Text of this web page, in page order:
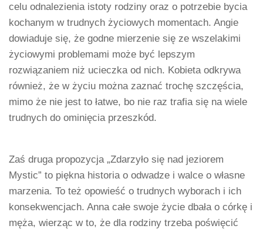
celu odnalezienia istoty rodziny oraz o potrzebie bycia
kochanym w trudnych życiowych momentach. Angie
dowiaduje się, że godne mierzenie się ze wszelakimi
życiowymi problemami może być lepszym
rozwiązaniem niż ucieczka od nich. Kobieta odkrywa
również, że w życiu można zaznać trochę szczęścia,
mimo że nie jest to łatwe, bo nie raz trafia się na wiele
trudnych do ominięcia przeszkód.
Zaś druga propozycja „Zdarzyło się nad jeziorem
Mystic” to piękna historia o odwadze i walce o własne
marzenia. To też opowieść o trudnych wyborach i ich
konsekwencjach. Anna całe swoje życie dbała o córkę i
męża, wierząc w to, że dla rodziny trzeba poświęcić